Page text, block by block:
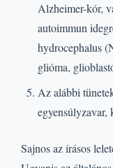
Alzheimer-kór,
autoimmun
hydrocephalus
glióma,
Az alábbi
egyensúlyzavar,
Sajnos az írásos